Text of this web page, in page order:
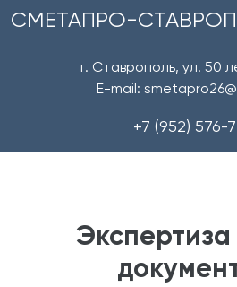
СМЕТАПРО-
г. Ставрополь, ул. 50
E-mail:
+7 (952) 576-